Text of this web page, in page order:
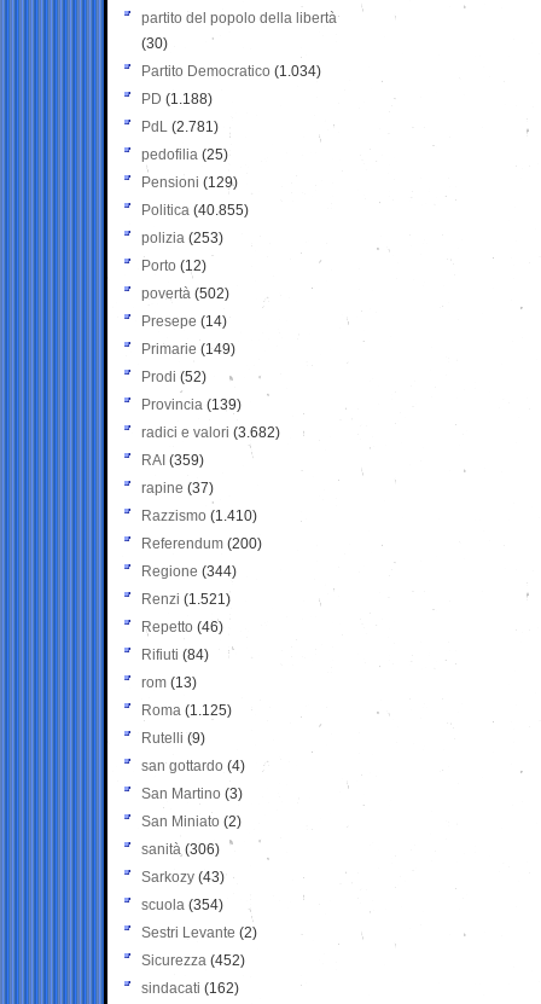
partito del popolo della libertà
(30)
Partito Democratico (1.034)
PD (1.188)
PdL (2.781)
pedofilia (25)
Pensioni (129)
Politica (40.855)
polizia (253)
Porto (12)
povertà (502)
Presepe (14)
Primarie (149)
Prodi (52)
Provincia (139)
radici e valori (3.682)
RAI (359)
rapine (37)
Razzismo (1.410)
Referendum (200)
Regione (344)
Renzi (1.521)
Repetto (46)
Rifiuti (84)
rom (13)
Roma (1.125)
Rutelli (9)
san gottardo (4)
San Martino (3)
San Miniato (2)
sanità (306)
Sarkozy (43)
scuola (354)
Sestri Levante (2)
Sicurezza (452)
sindacati (162)